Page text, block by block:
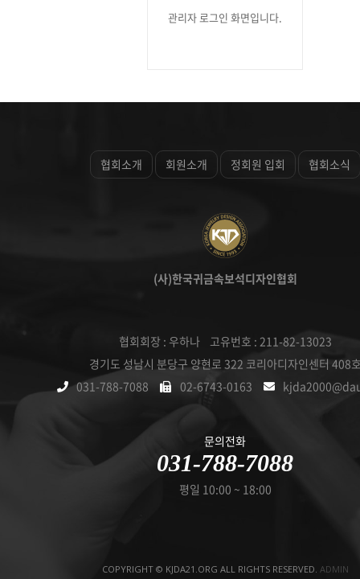
관리자 로그인 화면입니다.
협회소개 회원소개 정회원 입회 협회소식
(사)한국귀금속보석디자인협회
협회회장 : 우하나 고유번호 : 211-82-13023
경기도 성남시 분당구 양현로 322 코리아디자인센터 408
031-788-7088
02-6743-0163
문의전화
031-788-7088
평일 10:00 ~ 18:00
COPYRIGHT © KJDA21.ORG ALL RIGHTS RESERVED. ADMIN